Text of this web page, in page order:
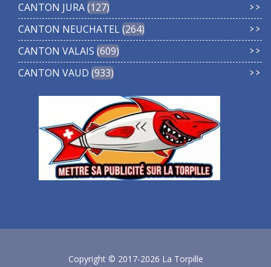
CANTON JURA 127
CANTON NEUCHATEL 264
CANTON VALAIS 609
CANTON VAUD 933
Copyright © 2017-2026 La Torpille